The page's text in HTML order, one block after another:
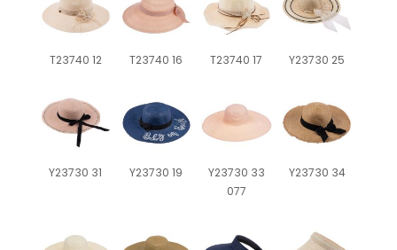
T23740 12 T23740 16 T23740 17 Y23730 25
Y23730 31 Y23730 19
Y23730 33
077
Y23730 34